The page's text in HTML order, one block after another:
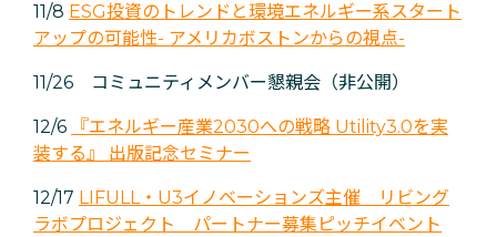
11/8 ESG投資のトレンドと環境エネルギー系スタート
アップの可能性- アメリカボストンからの視点-
11/26 コミュニティメンバー懇親会（非公開）
12/6
『エネルギー産業2030への戦略 Utility3.0を実
装する』 出版記念セミナー
12/17 LIFULL・U3イノベーションズ主催 リビング
ラボプロジェクト パートナー募集ピッチイベント